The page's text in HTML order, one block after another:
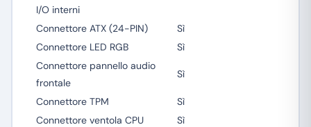
I/O interni
Connettore ATX (24-PIN)
Sì
Connettore LED RGB
Sì
Connettore pannello audio
frontale
Sì
Connettore TPM
Sì
Connettore ventola CPU
Sì